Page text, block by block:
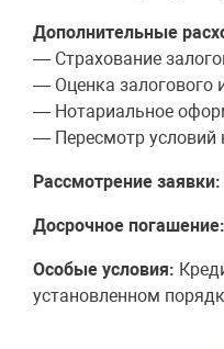
Дополнительные
— Страхование
— Оценка залогового
— Нотариальное
— Пересмотр условий
Рассмотрение заявки:
Досрочное погашение:
Особые условия:
установленном